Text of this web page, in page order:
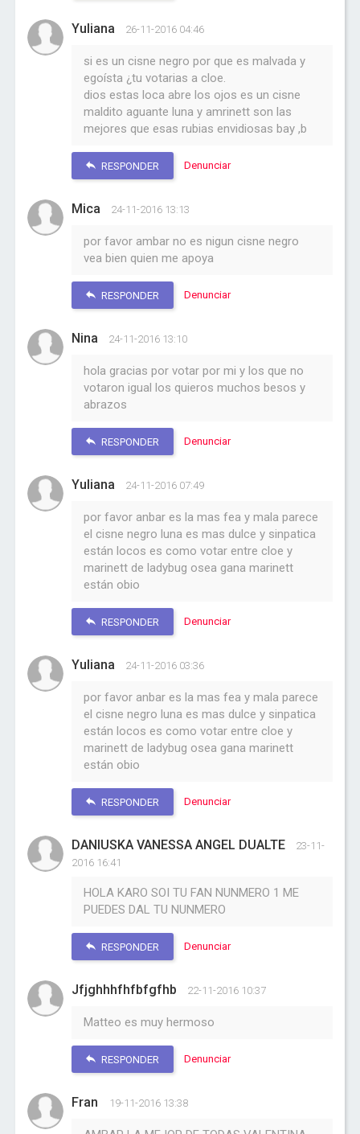
Yuliana 26-11-2016 04:46
si es un cisne negro por que es malvada y
egoísta ¿tu votarias a cloe.
dios estas loca abre los ojos es un cisne
maldito aguante luna y amrinett son las
mejores que esas rubias envidiosas bay ,b
RESPONDER Denunciar
Mica 24-11-2016 13:13
por favor ambar no es nigun cisne negro
vea bien quien me apoya
RESPONDER Denunciar
Nina 24-11-2016 13:10
hola gracias por votar por mi y los que no
votaron igual los quieros muchos besos y
abrazos
RESPONDER Denunciar
Yuliana 24-11-2016 07:49
por favor anbar es la mas fea y mala parece
el cisne negro luna es mas dulce y sinpatica
están locos es como votar entre cloe y
marinett de ladybug osea gana marinett
están obio
RESPONDER Denunciar
Yuliana 24-11-2016 03:36
por favor anbar es la mas fea y mala parece
el cisne negro luna es mas dulce y sinpatica
están locos es como votar entre cloe y
marinett de ladybug osea gana marinett
están obio
RESPONDER Denunciar
DANIUSKA VANESSA ANGEL DUALTE
23-11-
2016 16:41
HOLA KARO SOI TU FAN NUNMERO 1 ME
PUEDES DAL TU NUNMERO
RESPONDER Denunciar
Jfjghhhfhfbfgfhb 22-11-2016 10:37
Matteo es muy hermoso
RESPONDER Denunciar
Fran 19-11-2016 13:38